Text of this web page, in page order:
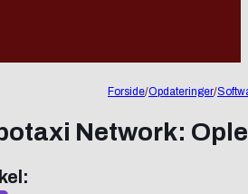
Forside/Opdateringer/
Network: